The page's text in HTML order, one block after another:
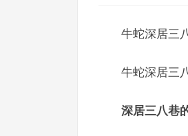
牛蛇深居三
牛蛇深居三
深居三八巷